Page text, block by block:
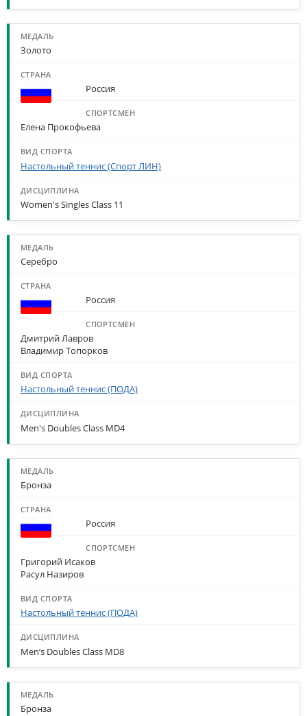
Золото
Россия
Елена Прокофьева
Настольный теннис (Спорт ЛИН)
Women's Singles Class 11
Серебро
Россия
Дмитрий Лавров
Владимир Топорков
Настольный теннис (ПОДА)
Men's Doubles Class MD4
Бронза
Россия
Григорий Исаков
Расул Назиров
Настольный теннис (ПОДА)
Men’s Doubles Class MD8
Бронза